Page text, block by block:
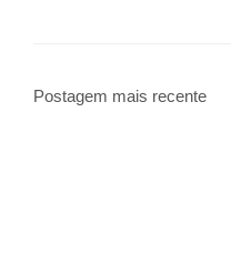
Postagem mais recente